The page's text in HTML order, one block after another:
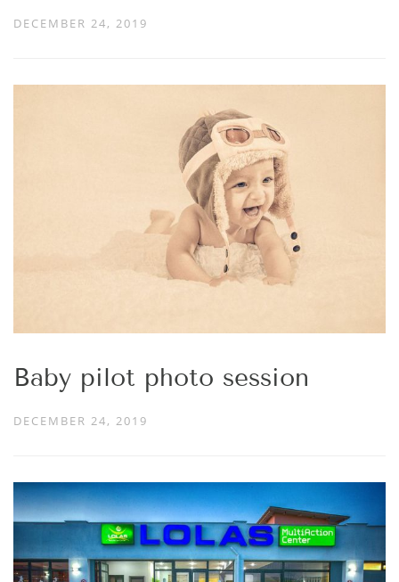
DECEMBER 24, 2019
Baby pilot photo session
DECEMBER 24, 2019